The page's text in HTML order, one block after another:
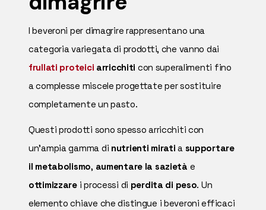
I beveroni per dimagrire rappresentano una
categoria variegata di prodotti, che vanno dai
frullati proteici arricchiti con superalimenti fino
a complesse miscele progettate per sostituire
completamente un pasto.
Questi prodotti sono spesso arricchiti con
un'ampia gamma di nutrienti mirati a supportare
il metabolismo, aumentare la sazietà e
ottimizzarei processi di perdita di peso. Un
elemento chiave che distingue i beveroni efficaci